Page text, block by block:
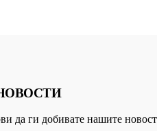
да ги добивате нашите